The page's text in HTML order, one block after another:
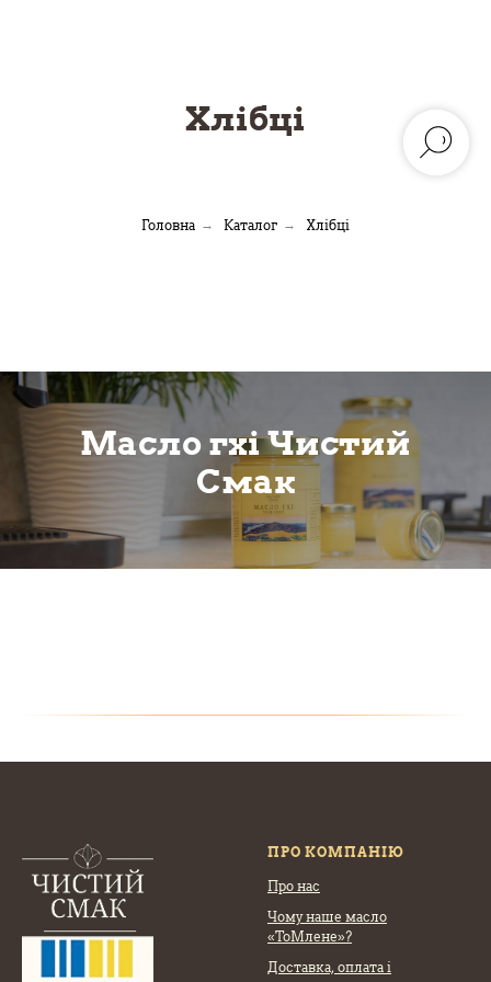
Хлібці
Головна → Каталог → Хлібці
Масло гхі Чистий
Смак
ПРО КОМПАНІЮ
Про нас
Чому наше масло
«ТоМлене»?
Доставка, оплата і